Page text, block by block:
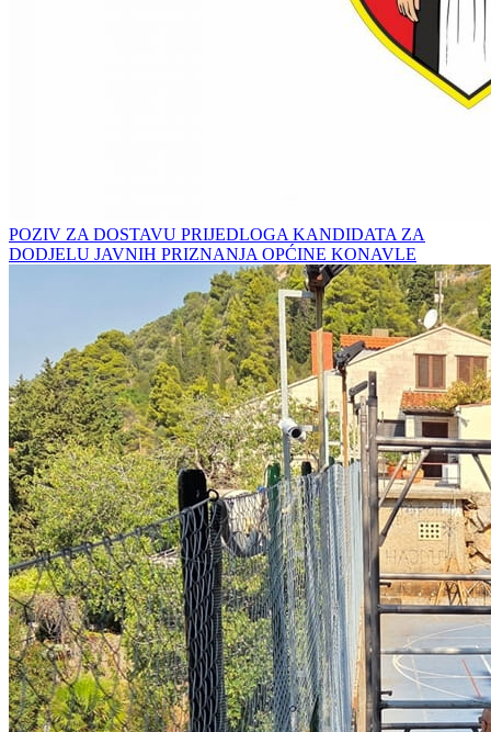
POZIV ZA DOSTAVU PRIJEDLOGA KANDIDATA ZA
DODJELU JAVNIH PRIZNANJA OPĆINE KONAVLE